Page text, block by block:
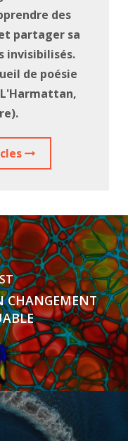
des
partager sa
invisibilisés.
de poésie
CHANGEMENT